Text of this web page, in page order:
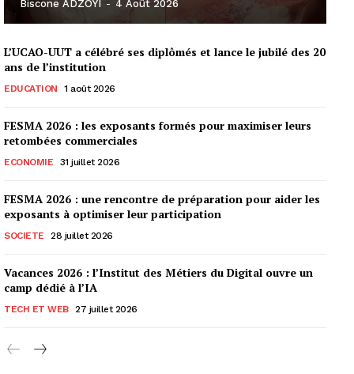
Biscone ADZOYI - 4 Août 2026
L’UCAO-UUT a célébré ses diplômés et lance le jubilé des 20
ans de l’institution
EDUCATION 1 août 2026
FESMA 2026 : les exposants formés pour maximiser leurs
retombées commerciales
ECONOMIE 31 juillet 2026
FESMA 2026 : une rencontre de préparation pour aider les
exposants à optimiser leur participation
SOCIETE 28 juillet 2026
Vacances 2026 : l’Institut des Métiers du Digital ouvre un
camp dédié à l’IA
TECH ET WEB 27 juillet 2026